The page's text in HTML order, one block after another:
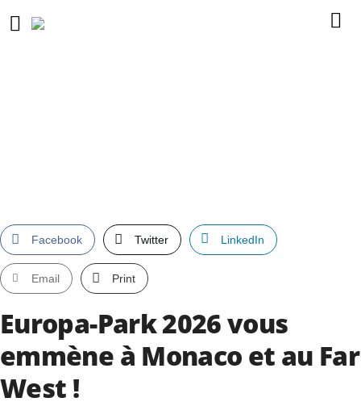
Facebook Twitter LinkedIn
Email Print
Europa-Park 2026 vous
emmène à Monaco et au Far
West !